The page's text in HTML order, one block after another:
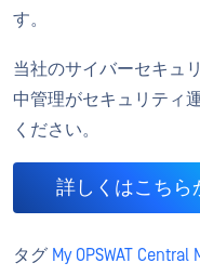
す。
当社のサイバーセキュ
中管理がセキュリティ
ください。
詳しくはこちら
タグ My OPSWAT